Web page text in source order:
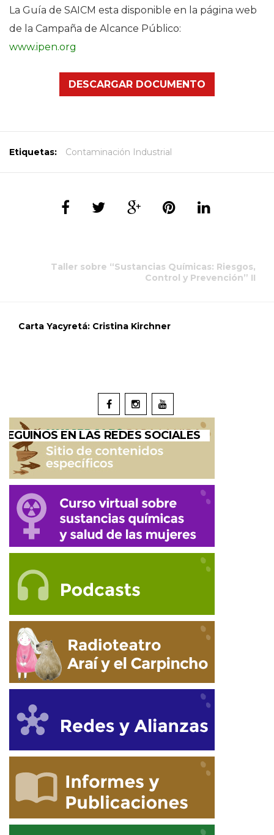
La Guía de SAICM esta disponible en la página web
de la Campaña de Alcance Público:
www.ipen.org
DESCARGAR DOCUMENTO
Etiquetas: Contaminación Industrial
Taller sobre “Sustancias Químicas: Riesgos,
Control y Prevención” II
Carta Yacyretá: Cristina Kirchner
SEGUINOS EN LAS REDES SOCIALES